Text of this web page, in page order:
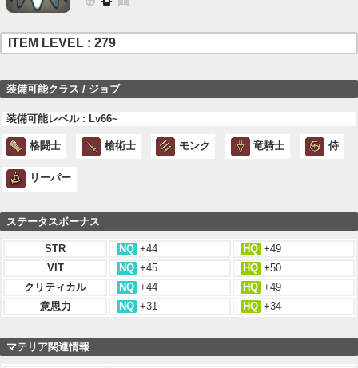
ITEM LEVEL : 279
装備可能クラス / ジョブ
装備可能レベル : Lv66~
格闘士 槍術士 モンク 竜騎士 侍
リーパー
ステータスボーナス
STR NQ +44 HQ +49
VIT
NQ +45 HQ +50
クリティカル
NQ +44 HQ +49
意思力
NQ +31 HQ +34
マテリア関連情報